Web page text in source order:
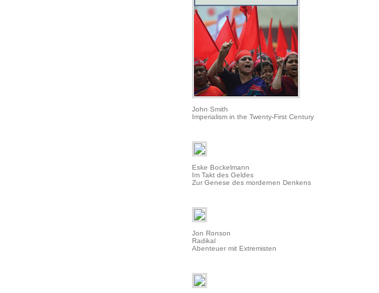
John Smith
Imperialism in the Twenty-First Century
Eske Bockelmann
Im Takt des Geldes
Zur Genese des mordernen Denkens
Jon Ronson
Radikal
Abenteuer mit Extremisten